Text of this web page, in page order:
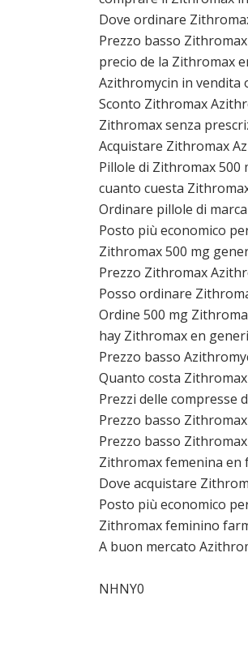
Dove ordinare
Prezzo basso
precio de la Zithromax
Azithromycin in vendita
Sconto Zithromax
Zithromax senza
Acquistare Zithromax
Pillole di Zithromax 500
cuanto cuesta
Ordinare pillole di
Posto più economico
Zithromax 500 mg
Prezzo Zithromax
Posso ordinare
Ordine 500 mg
hay Zithromax en
Prezzo basso
Quanto costa
Prezzi delle compresse
Prezzo basso
Prezzo basso
Zithromax femenina en
Dove acquistare
Posto più economico
Zithromax feminino
A buon mercato
NHNY0